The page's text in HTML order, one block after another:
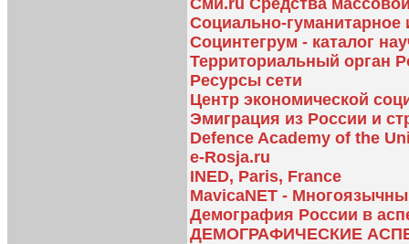
Сми.ru Средства
Социально-гуманитарное
Социнтегрум - каталог
Территориальный орган
Ресурсы сети
Центр экономической
Эмиграция из России и
Defence Academy of the
e-Rosja.ru
INED, Paris, France
MavicaNET -
Демография России в
ДЕМОГРАФИЧЕСКИЕ